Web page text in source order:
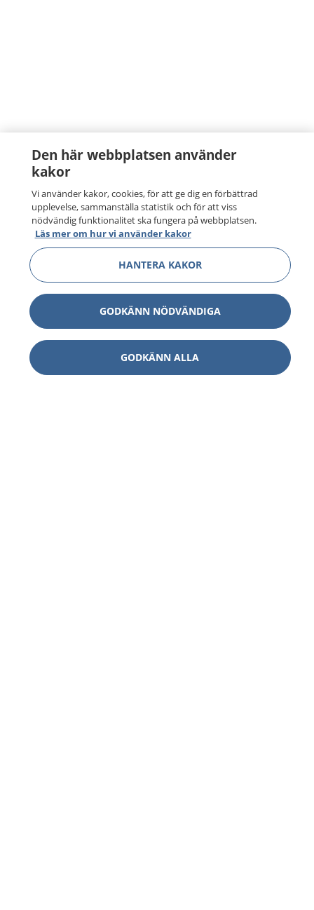
Den här webbplatsen använder
kakor
Vi använder kakor, cookies, för att ge dig en förbättrad
upplevelse, sammanställa statistik och för att viss
nödvändig funktionalitet ska fungera på webbplatsen.
Läs mer om hur vi använder kakor
HANTERA KAKOR
GODKÄNN NÖDVÄNDIGA
GODKÄNN ALLA